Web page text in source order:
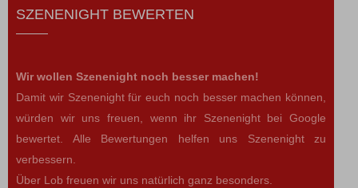
SZENENIGHT BEWERTEN
Wir wollen Szenenight noch besser machen!
Damit wir Szenenight für euch noch besser machen können,
würden wir uns freuen, wenn ihr Szenenight bei Google
bewertet. Alle Bewertungen helfen uns Szenenight zu
verbessern.
Über Lob freuen wir uns natürlich ganz besonders.